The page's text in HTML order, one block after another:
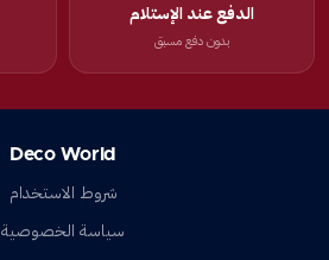
الدفع عند الإستلام
بدون دفع مسبق
Deco World
شروط الاستخدام
سياسة الخصوصية